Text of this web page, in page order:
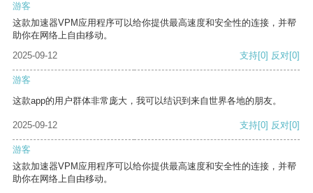
游客
这款加速器VPM应用程序可以给你提供最高速度和安全性的连接，并帮
助你在网络上自由移动。
2025-09-12
支持[0] 反对[0]
游客
这款app的用户群体非常庞大，我可以结识到来自世界各地的朋友。
2025-09-12 支持[0] 反对[0]
游客
这款加速器VPM应用程序可以给你提供最高速度和安全性的连接，并帮
助你在网络上自由移动。